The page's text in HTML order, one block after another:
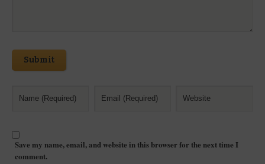
Submit
Save my name, email, and website in this browser for the next time I
comment.